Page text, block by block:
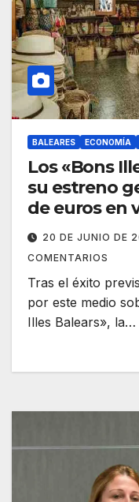
BALEARES ECONOMÍA
Los «Bons
su estreno
de euros en
20 DE JUNIO DE
COMENTARIOS
Tras el éxito
por este medio
Illes Balears», la…